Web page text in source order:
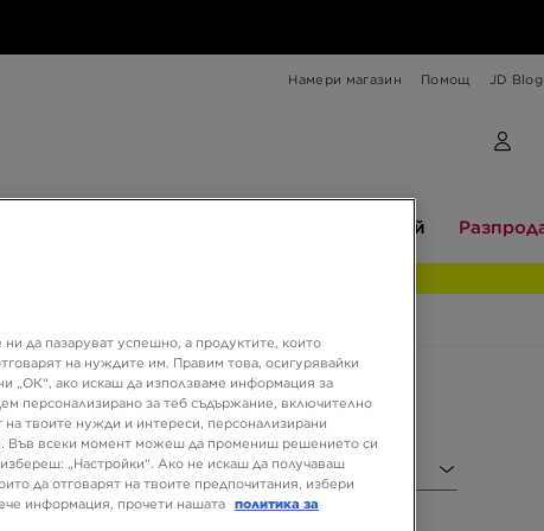
Намери магазин Помощ JD Blog
Разгледай
Размер Цвят
да пазаруват успешно, а продуктите, които
на нуждите им. Правим това, осигурявайки
„ОК“, ако искаш да използваме информация за
персонализирано за теб съдържание, включително
на твоите нужди и интереси, персонализирани
Във всеки момент можеш да промениш решението си
„Настройки“. Ако не искаш да получаваш
да отговарят на твоите предпочитания, избери
информация, прочети нашата политика за